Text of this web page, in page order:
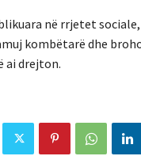
në rrjetet
kombëtarë dhe
ai drejton.